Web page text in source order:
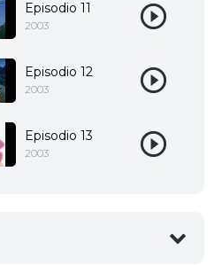
Episodio 11
2003
Episodio 12
2003
Episodio 13
2003